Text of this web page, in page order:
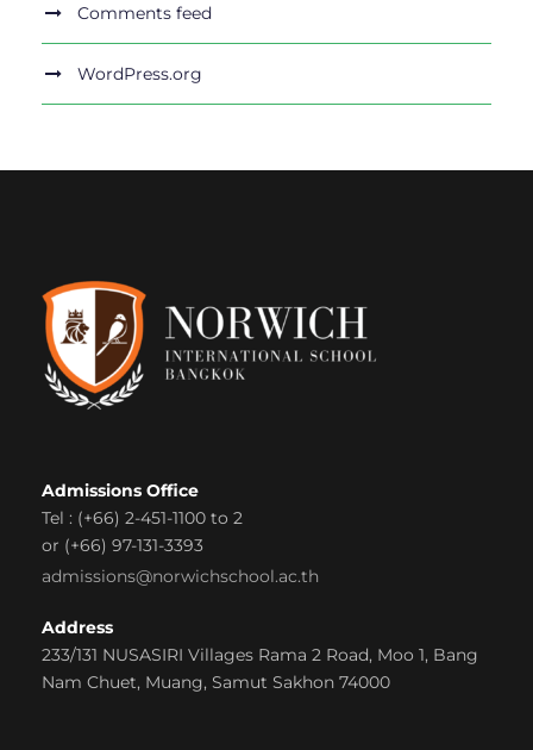
Comments feed
WordPress.org
Admissions Office
Tel : (+66) 2-451-1100 to 2
or (+66) 97-131-3393
admissions@norwichschool.ac.th
Address
233/131 NUSASIRI Villages Rama 2 Road, Moo 1, Bang
Nam Chuet, Muang, Samut Sakhon 74000